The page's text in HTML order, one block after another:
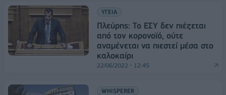
ΥΓΕΙΑ
Πλεύρης: Το ΕΣΥ δεν πιέζεται
από τον κορονοϊό, ούτε
αναμένεται να πιεστεί μέσα στο
καλοκαίρι
22/06/2022 - 12:45
WHISPERER